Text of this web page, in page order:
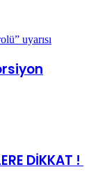
DİKKAT !